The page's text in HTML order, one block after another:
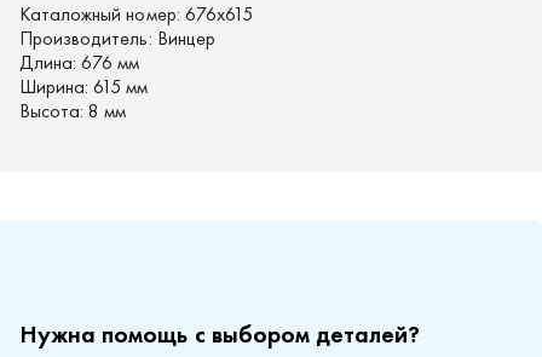
Каталожный номер: 676х615
Производитель: Винцер
Длина: 676 мм
Ширина: 615 мм
Высота: 8 мм
Нужна помощь с выбором деталей?